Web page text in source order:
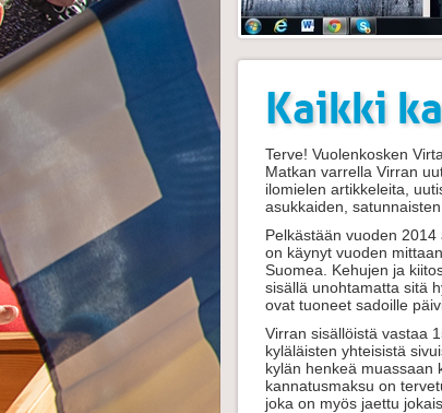
Kaikki
Terve! Vuolenkosken
Matkan varrella Virran
ilomielen artikkeleita,
asukkaiden,
Pelkästään vuoden
on käynyt vuoden
Suomea. Kehujen ja
sisällä unohtamatta sitä
ovat tuoneet sadoille
Virran sisällöistä vastaa
kyläläisten yhteisistä
kylän henkeä muassaan
kannatusmaksu on
joka on myös jaettu